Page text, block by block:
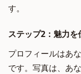
す。
ステップ2：魅力
プロフィールはあ
です。写真は、あ